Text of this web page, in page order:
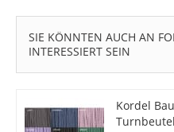
SIE KÖNNTEN AUCH AN
INTERESSIERT SEIN
Kordel